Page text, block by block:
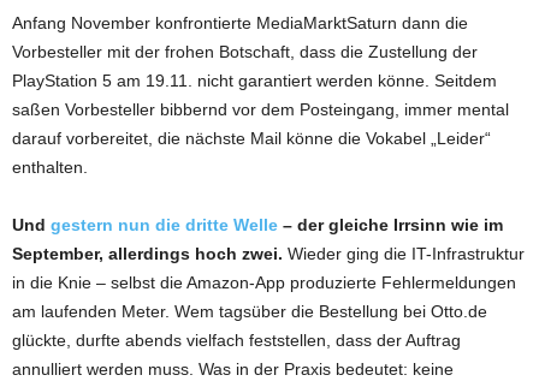
Anfang November konfrontierte MediaMarktSaturn dann die
Vorbesteller mit der frohen Botschaft, dass die Zustellung der
PlayStation 5 am 19.11. nicht garantiert werden könne. Seitdem
saßen Vorbesteller bibbernd vor dem Posteingang, immer mental
darauf vorbereitet, die nächste Mail könne die Vokabel „Leider“
enthalten.
Und gestern nun die dritte Welle – der gleiche Irrsinn wie im
September, allerdings hoch zwei. Wieder ging die IT-Infrastruktur
in die Knie – selbst die Amazon-App produzierte Fehlermeldungen
am laufenden Meter. Wem tagsüber die Bestellung bei Otto.de
glückte, durfte abends vielfach feststellen, dass der Auftrag
annulliert werden muss. Was in der Praxis bedeutet: keine